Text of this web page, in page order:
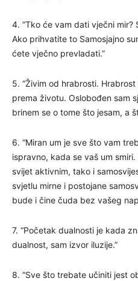
4. “Tko će vam dati vječni mir?
Ako prihvatite to Samosjajno
ćete vječno prevladati.”
5. “Živim od hrabrosti.
prema životu. Oslobođen sam
brinem se o tome što jesam, a
6. “Miran um je sve što vam
ispravno, kada se vaš um
svijet aktivnim, tako i
svjetlu mirne i postojane
bude i čine čuda bez vašeg
7. “Početak dualnosti je kada
dualnost, sam izvor iluzije.”
8. “Sve što trebate učiniti jest